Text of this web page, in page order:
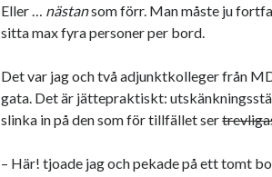
Eller … nästansom förr. Man måste ju
sitta max fyra personer per bord.
Det var jag och två adjunktkolleger från
gata. Det är jättepraktiskt:
slinka in på den som för tillfället ser
– Här! tjoade jag och pekade på ett tomt